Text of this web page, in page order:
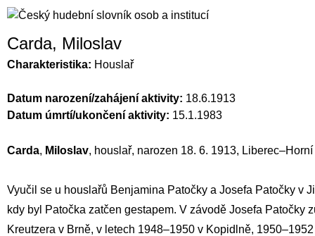
Carda, Miloslav
Charakteristika: Houslař
Datum narození/zahájení aktivity: 18.6.1913
Datum úmrtí/ukončení aktivity: 15.1.1983
Carda, Miloslav, houslař, narozen 18. 6. 1913,
Vyučil se u houslařů Benjamina Patočky a Josefa Patočky v
kdy byl Patočka zatčen gestapem. V závodě Josefa Patočky
Kreutzera v Brně, v letech 1948–1950 v Kopidlně,